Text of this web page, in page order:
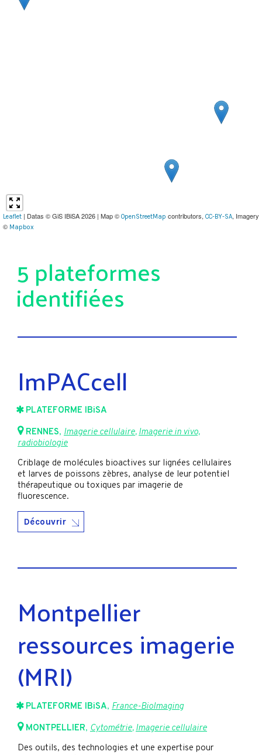
Leaflet | Datas © GiS IBiSA 2026 | Map © OpenStreetMap contributors, CC-BY-SA, Imagery
© Mapbox
5 plateformes
identifiées
ImPACcell
PLATEFORME IBiSA
RENNES, Imagerie cellulaire,Imagerie in vivo,
radiobiologie
Criblage de molécules bioactives sur lignées cellulaires
et larves de poissons zèbres, analyse de leur potentiel
thérapeutique ou toxiques par imagerie de
fluorescence.
Découvrir
Montpellier
ressources imagerie
(MRI)
PLATEFORME IBiSA, France-BioImaging
MONTPELLIER, Cytométrie, Imagerie cellulaire
Des outils, des technologies et une expertise pour